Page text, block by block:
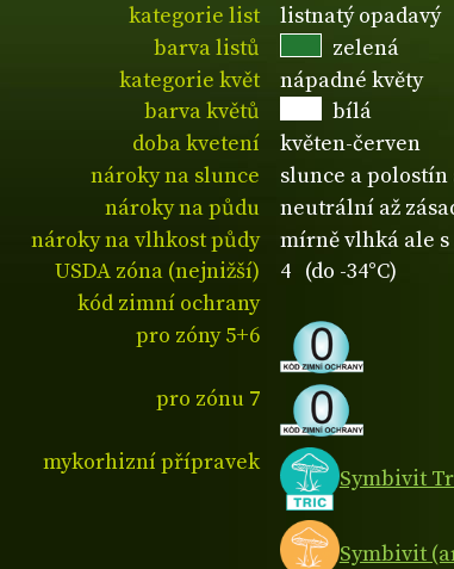
kategorie list
listnatý opadavý
barva listů
zelená
kategorie květ
nápadné květy
barva květů
bílá
doba kvetení
květen-červen
nároky na slunce
slunce a polostín
nároky na půdu
neutrální až
nároky na vlhkost půdy
mírně vlhká ale
USDA zóna (nejnižší)
4 (do -34°C)
kód zimní ochrany
pro zóny 5+6
pro zónu 7
mykorhizní přípravek
Symbivit
Symbivit